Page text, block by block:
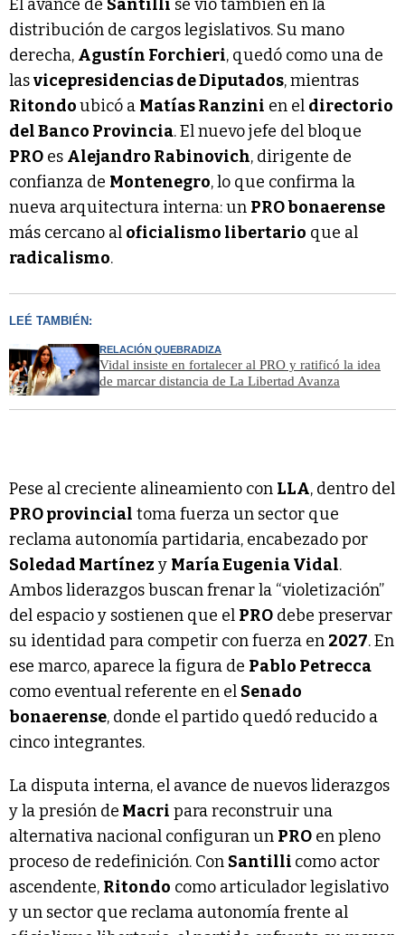
El avance de Santilli se vio también en la
distribución de cargos legislativos. Su mano
derecha, Agustín Forchieri, quedó como una de
lasvicepresidencias de Diputados, mientras
Ritondoubicó a Matías Ranzini en el directorio
del Banco Provincia. El nuevo jefe del bloque
PRO es Alejandro Rabinovich, dirigente de
confianza de Montenegro, lo que confirma la
nueva arquitectura interna: un PRO bonaerense
más cercano al oficialismo libertario que al
radicalismo.
LEÉ TAMBIÉN:
RELACIÓN QUEBRADIZA
Vidal insiste en fortalecer al PRO y ratificó la idea
de marcar distancia de La Libertad Avanza
Pese al creciente alineamiento con LLA, dentro del
PRO provincial toma fuerza un sector que
reclama autonomía partidaria, encabezado por
Soledad Martínez y María Eugenia Vidal.
Ambos liderazgos buscan frenar la “violetización”
del espacio y sostienen que el PRO debe preservar
su identidad para competir con fuerza en 2027. En
ese marco, aparece la figura de Pablo Petrecca
como eventual referente en el Senado
bonaerense, donde el partido quedó reducido a
cinco integrantes.
La disputa interna, el avance de nuevos liderazgos
y la presión de Macri para reconstruir una
alternativa nacional configuran un PRO en pleno
proceso de redefinición. Con Santilli como actor
ascendente, Ritondo como articulador legislativo
y un sector que reclama autonomía frente al